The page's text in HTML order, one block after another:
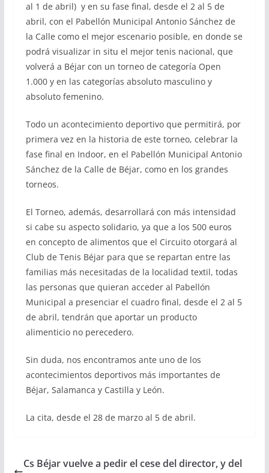
al 1 de abril) y en su fase final, desde el 2 al 5 de
abril, con el Pabellón Municipal Antonio Sánchez de
la Calle como el mejor escenario posible, en donde se
podrá visualizar in situ el mejor tenis nacional, que
volverá a Béjar con un torneo de categoría Open
1.000 y en las categorías absoluto masculino y
absoluto femenino.
Todo un acontecimiento deportivo que permitirá, por
primera vez en la historia de este torneo, celebrar la
fase final en Indoor, en el Pabellón Municipal Antonio
Sánchez de la Calle de Béjar, como en los grandes
torneos.
El Torneo, además, desarrollará con más intensidad
si cabe su aspecto solidario, ya que a los 500 euros
en concepto de alimentos que el Circuito otorgará al
Club de Tenis Béjar para que se repartan entre las
familias más necesitadas de la localidad textil, todas
las personas que quieran acceder al Pabellón
Municipal a presenciar el cuadro final, desde el 2 al 5
de abril, tendrán que aportar un producto
alimenticio no perecedero.
Sin duda, nos encontramos ante uno de los
acontecimientos deportivos más importantes de
Béjar, Salamanca y Castilla y León.
La cita, desde el 28 de marzo al 5 de abril.
Cs Béjar vuelve a pedir el cese del director, y del